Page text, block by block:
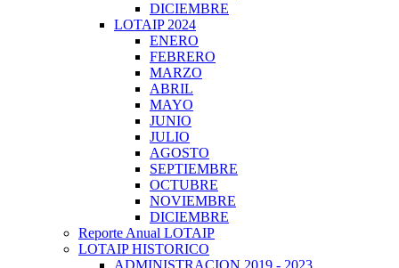
DICIEMBRE
LOTAIP 2024
ENERO
FEBRERO
MARZO
ABRIL
MAYO
JUNIO
JULIO
AGOSTO
SEPTIEMBRE
OCTUBRE
NOVIEMBRE
DICIEMBRE
Reporte Anual LOTAIP
LOTAIP HISTORICO
ADMINISTRACION 2019 - 2023